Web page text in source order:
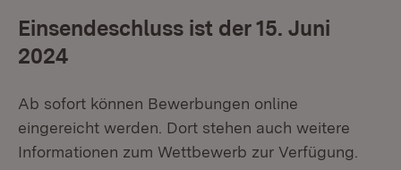
Einsendeschluss ist der 15. Juni
2024
Ab sofort können Bewerbungen online
eingereicht werden. Dort stehen auch weitere
Informationen zum Wettbewerb zur Verfügung.